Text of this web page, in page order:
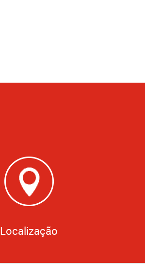
Localização